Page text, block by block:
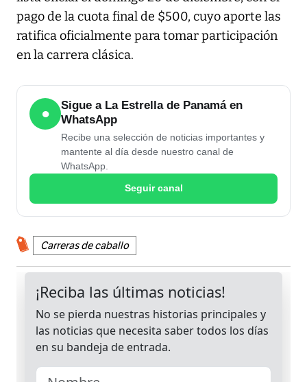
pago de la cuota final de $500, cuyo aporte las
ratifica oficialmente para tomar participación
en la carrera clásica.
●
Sigue a La Estrella de Panamá en
WhatsApp
Recibe una selección de noticias importantes y
mantente al día desde nuestro canal de
WhatsApp.
Seguir canal
Carreras de caballo